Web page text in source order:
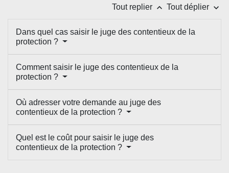
Tout replier keyboard_arrow_up Tout déplier keyboard_arrow_down
Dans quel cas saisir le juge des contentieux de la
protection ?
Comment saisir le juge des contentieux de la
protection ?
Où adresser votre demande au juge des
contentieux de la protection ?
Quel est le coût pour saisir le juge des
contentieux de la protection ?